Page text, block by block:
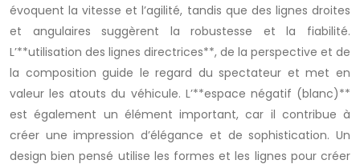
évoquent la vitesse et l’agilité, tandis que des lignes droites
et angulaires suggèrent la robustesse et la fiabilité.
L’**utilisation des lignes directrices**, de la perspective et de
la composition guide le regard du spectateur et met en
valeur les atouts du véhicule. L’**espace négatif (blanc)**
est également un élément important, car il contribue à
créer une impression d’élégance et de sophistication. Un
design bien pensé utilise les formes et les lignes pour créer